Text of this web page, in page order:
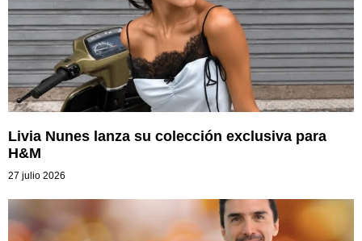
Livia Nunes lanza su colección exclusiva para
H&M
27 julio 2026